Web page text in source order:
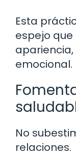
Esta
espejo
emocional.
No
relaciones.